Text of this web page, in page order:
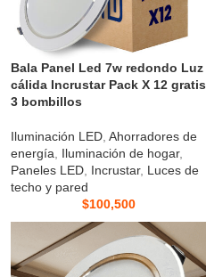
Bala Panel Led 7w redondo Luz
cálida Incrustar Pack X 12 gratis
3 bombillos
Iluminación LED, Ahorradores de
energía, Iluminación de hogar,
Paneles LED, Incrustar, Luces de
techo y pared
$100,500